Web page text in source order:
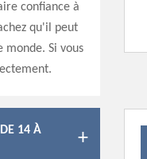
confiance à
qu'il peut
monde. Si vous
14 À